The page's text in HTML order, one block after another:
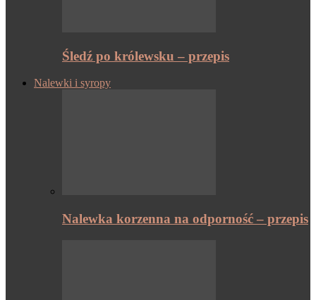
Śledź po królewsku – przepis
Nalewki i syropy
Nalewka korzenna na odporność – przepis